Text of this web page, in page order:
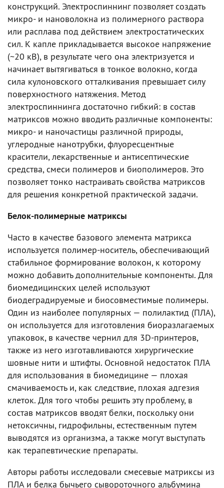
конструкций. Электроспиннинг позволяет создать
микро- и нановолокна из полимерного раствора
или расплава под действием электростатических
сил. К капле прикладывается высокое напряжение
(~20 кВ), в результате чего она электризуется и
начинает вытягиваться в тонкое волокно, когда
сила кулоновского отталкивания превышает силу
поверхностного натяжения. Метод
электроспиннинга достаточно гибкий: в состав
матриксов можно вводить различные компоненты:
микро- и наночастицы различной природы,
углеродные нанотрубки, флуоресцентные
красители, лекарственные и антисептические
средства, смеси полимеров и биополимеров. Это
позволяет тонко настраивать свойства матриксов
для решения конкретной практической задачи.
Белок-полимерные матриксы
Часто в качестве базового элемента матрикса
используется полимер-носитель, обеспечивающий
стабильное формирование волокон, к которому
можно добавить дополнительные компоненты. Для
биомедицинских целей используют
биодеградируемые и биосовместимые полимеры.
Один из наиболее популярных — полилактид (ПЛА),
он используется для изготовления биоразлагаемых
упаковок, в качестве чернил для 3D-принтеров,
также из него изготавливаются хирургические
шовные нити и штифты. Основной недостаток ПЛА
для использования в биомедицине — плохая
смачиваемость и, как следствие, плохая адгезия
клеток. Для того чтобы решить эту проблему, в
состав матриксов вводят белки, поскольку они
нетоксичны, гидрофильны, естественным путем
выводятся из организма, а также могут выступать
как терапевтические препараты.
Авторы работы исследовали смесевые матриксы из
ПЛА и белка бычьего сывороточного альбумина